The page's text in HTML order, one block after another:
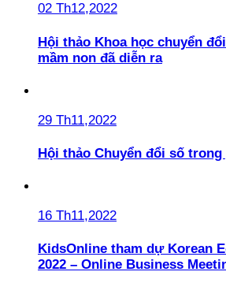
02 Th12,2022
Hội thảo Khoa học chuyển
mầm non đã diễn ra
29 Th11,2022
Hội thảo Chuyển đổi số
16 Th11,2022
KidsOnline tham dự Korean
2022 – Online Business